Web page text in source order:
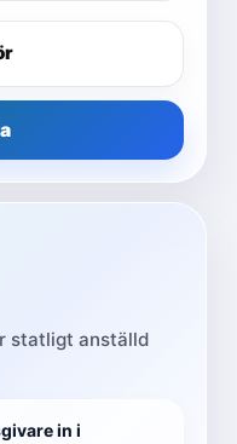
statligt anställd
in i